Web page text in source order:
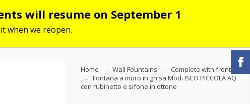
will resume on September 1
when we reopen.
Home Wall Fountains
Complete with frontal
Fontana a muro in ghisa Mod. ISEO PICCOLA AQ
con rubinetto e sifone in ottone